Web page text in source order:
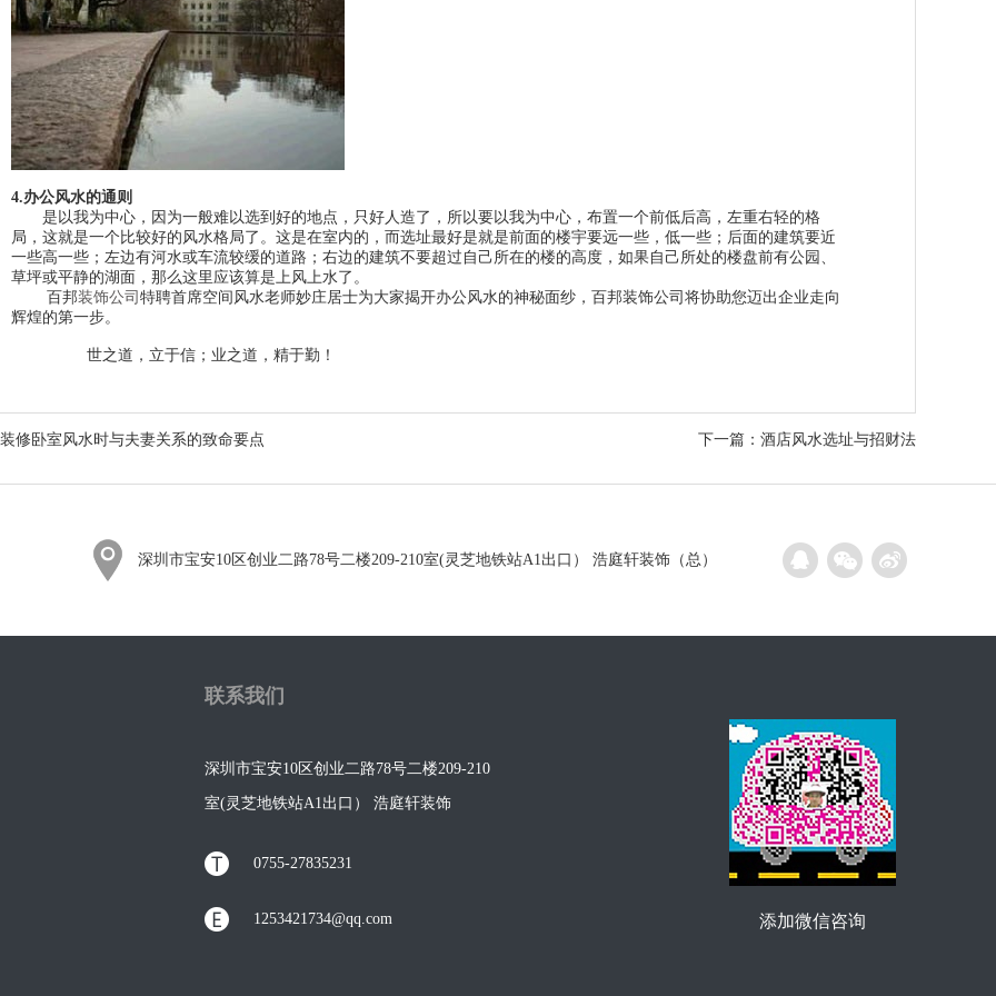
4.办公风水的通则
是以我为中心，因为一般难以选到好的地点，只好人造了，所以要以我为中心，布置一个前低后高，左重右轻的格
局，这就是一个比较好的风水格局了。这是在室内的，而选址最好是就是前面的楼宇要远一些，低一些；后面的建筑要近
一些高一些；左边有河水或车流较缓的道路；右边的建筑不要超过自己所在的楼的高度，如果自己所处的楼盘前有公园、
草坪或平静的湖面，那么这里应该算是上风上水了。
百邦装饰公司 特聘首席空间风水老师妙庄居士为大家揭开办公风水的神秘面纱，百邦装饰公司将协助您迈出企业走向
辉煌的第一步。
世之道，立于信；业之道，精于勤！
修卧室风水时与夫妻关系的致命要点 下一篇：酒店风水选址与招财法
深圳市宝安10区创业二路78号二楼209-210室(灵芝地铁站A1出口） 浩庭轩装饰（总）
联系我们
深圳市宝安10区创业二路78号二楼209-210
室(灵芝地铁站A1出口） 浩庭轩装饰
0755-27835231
1253421734@qq.com 添加微信咨询